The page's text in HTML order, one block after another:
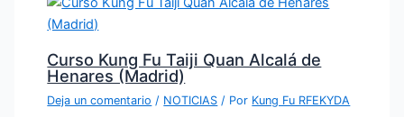
Curso Kung Fu Taiji Quan Alcalá de
Henares (Madrid)
Deja un comentario / NOTICIAS / Por Kung Fu RFEKYDA